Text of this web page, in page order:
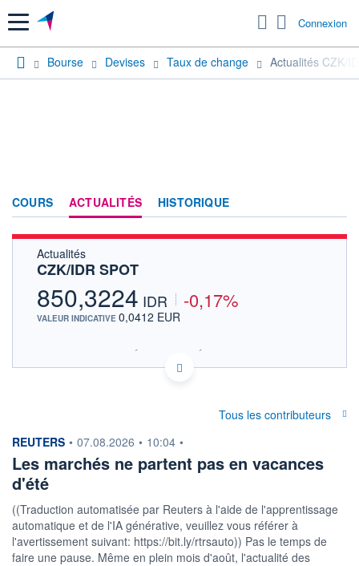
Menu Connexion
Bourse Devises Taux de change Actualités CZK/
COURS ACTUALITÉS HISTORIQUE
Actualités
CZK/IDR SPOT
850,3224 IDR -0,17%
VALEUR INDICATIVE 0,0412 EUR
SIX - FOREX 2 DONNÉES TEMPS RÉEL
Politique d'exécution
OUVERTURE
851,8348
CLÔTURE VEILLE
851,7945
+ HAUT + BAS
Tous les contributeurs
information fournie par
REUTERS • 07.08.2026 • 10:04 •
Les marchés ne partent pas en vacances
d'été
((Traduction automatisée par Reuters à l'aide de l'apprentissage
automatique et de l'IA générative, veuillez vous référer à
l'avertissement suivant: https://bit.ly/rtrsauto)) Pas le temps de
faire une pause. Même en plein mois d'août, l'actualité des